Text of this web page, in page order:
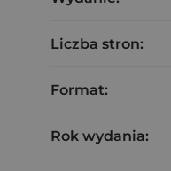
Liczba stron:
Format:
Rok wydania: